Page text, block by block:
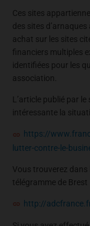
Ces sites
des sites
achat sur les sites
financiers multiples
identifiées pour les
association.
L’article publié par
intéressante la
https://
lutter-contre-le-
Vous trouverez dans
télégramme de Brest
http://